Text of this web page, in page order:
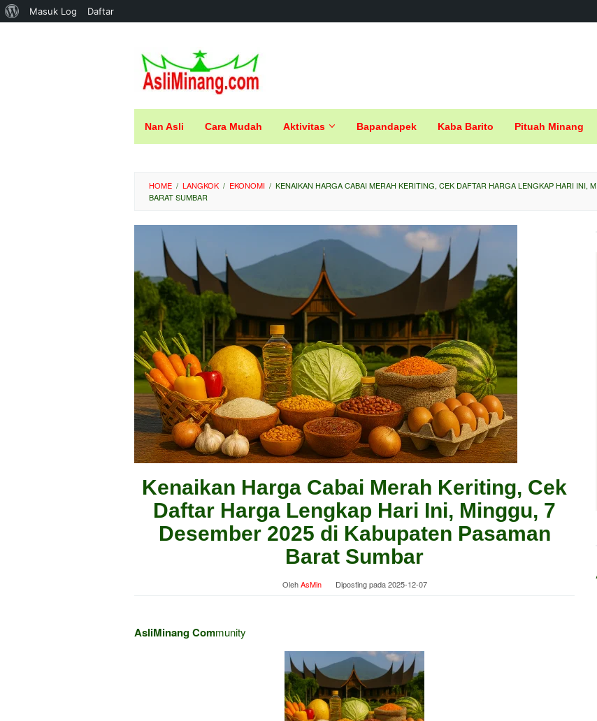
Tentang
Masuk Log Daftar
konten
Nan Asli Cara Mudah Aktivitas Bapandapek Kaba Barito Pituah Minang
HOME / LANGKOK / EKONOMI / KENAIKAN HARGA CABAI MERAH KERITING, CEK DAFTAR HARGA LENGKAP HARI INI,
BARAT SUMBAR
Kenaikan Harga Cabai Merah Keriting, Cek
Daftar Harga Lengkap Hari Ini, Minggu, 7
Desember 2025 di Kabupaten Pasaman
Barat Sumbar
OlehAsMin Diposting pada2025-12-07
AsliMinang Community